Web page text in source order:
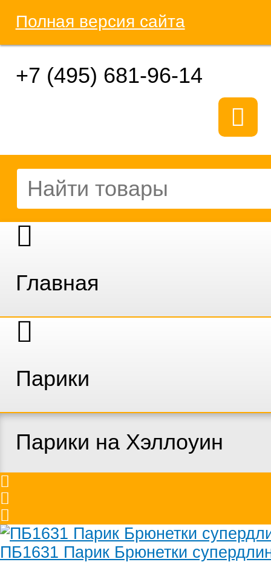
Полная версия сайта
+7 (495) 681-96-14
Главная
Парики
Парики на Хэллоуин
ПБ1631 Парик Брюнетки